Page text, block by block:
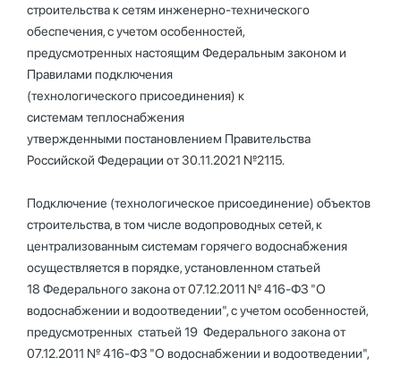
строительства к сетям инженерно-технического
обеспечения, с учетом особенностей,
предусмотренных настоящим Федеральным законом и
Правилами подключения
(технологического присоединения) к
системам теплоснабжения
утвержденными постановлением Правительства
Российской Федерации от 30.11.2021 №2115.
Подключение (технологическое присоединение) объектов
строительства, в том числе водопроводных сетей, к
централизованным системам горячего водоснабжения
осуществляется в порядке, установленном статьей
18 Федерального закона от 07.12.2011 № 416-ФЗ "О
водоснабжении и водоотведении", с учетом особенностей,
предусмотренных статьей 19 Федерального закона от
07.12.2011 № 416-ФЗ "О водоснабжении и водоотведении",